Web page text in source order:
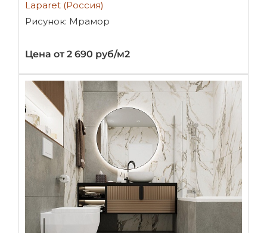
Laparet (Россия)
Рисунок: Мрамор
Цена от 2 690 руб/м2